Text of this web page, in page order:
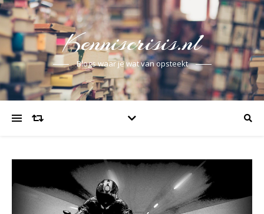
Kenniscrisis.nl
Blogs waar je wat van opsteekt